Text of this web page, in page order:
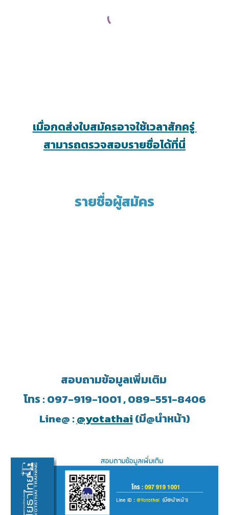
เมื่อกดส่งใบสมัครอาจใช้เวลาสักครู่
สามารถตรวจสอบรายชื่อได้ที่นี่
รายชื่อผู้สมัคร
สอบถามข้อมูลเพิ่มเติม
โทร : 097-919-1001 , 089-551-8406
Line@ :@yotathai(มี@นำหน้า)